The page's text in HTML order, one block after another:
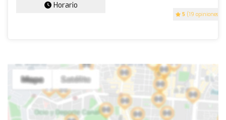
5 (19 opiniones)
Horario